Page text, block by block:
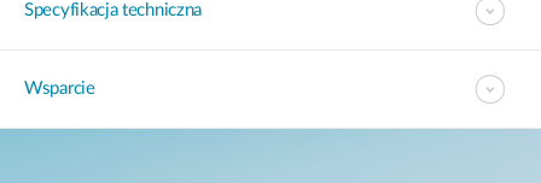
Specyfikacja techniczna
Wsparcie